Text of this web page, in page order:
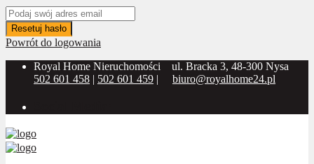
Resetuj hasło
Powrót do logowania
Royal Home Nieruchomości
ul. Bracka 3, 48-300 Nysa
502 601 458 | 502 601 459 | biuro@royalhome24.pl